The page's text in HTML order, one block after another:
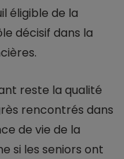
éligible de la
décisif dans la
reste la qualité
rencontrés dans
de vie de la
si les seniors ont